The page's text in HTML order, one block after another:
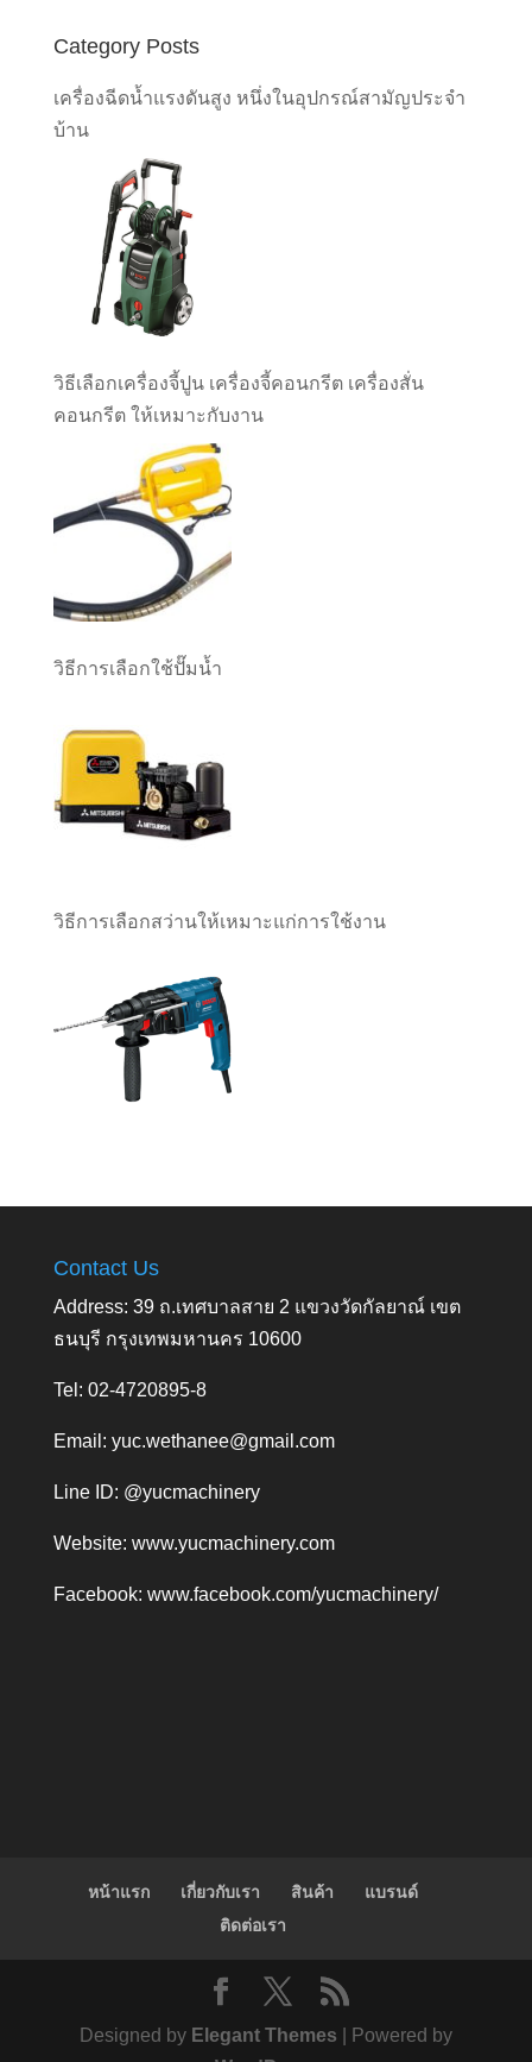
Category Posts
เครื่องฉีดน้ำแรงดันสูง หนึ่งในอุปกรณ์สามัญประจำ
บ้าน
วิธีเลือกเครื่องจี้ปูน เครื่องจี้คอนกรีต เครื่องสั่น
คอนกรีต ให้เหมาะกับงาน
วิธีการเลือกใช้ปั๊มน้ำ
วิธีการเลือกสว่านให้เหมาะแก่การใช้งาน
Contact Us
Address: 39 ถ.เทศบาลสาย 2 แขวงวัดกัลยาณ์ เขต
ธนบุรี กรุงเทพมหานคร 10600
Tel: 02-4720895-8
Email: yuc.wethanee@gmail.com
Line ID: @yucmachinery
Website: www.yucmachinery.com
Facebook: www.facebook.com/yucmachinery/
หน้าแรก เกี่ยวกับเรา สินค้า
แบรนด์
ติดต่อเรา
Designed by Elegant Themes | Powered by